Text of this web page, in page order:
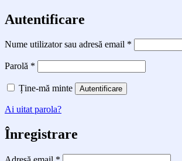
Autentificare
Nume utilizator sau adresă email *
Parolă *
Ține-mă minte Autentificare
Ai uitat parola?
Înregistrare